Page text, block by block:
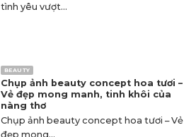
tình yêu vượt...
BEAUTY
Chụp ảnh beauty concept hoa tươi –
Vẻ đẹp mong manh, tinh khôi của
nàng thơ
Chụp ảnh beauty concept hoa tươi – Vẻ
đẹp mong...